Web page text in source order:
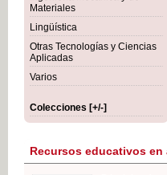
Materiales
Lingüística
Otras Tecnologías y Ciencias
Aplicadas
Varios
Colecciones [+/-]
Recursos educativos en